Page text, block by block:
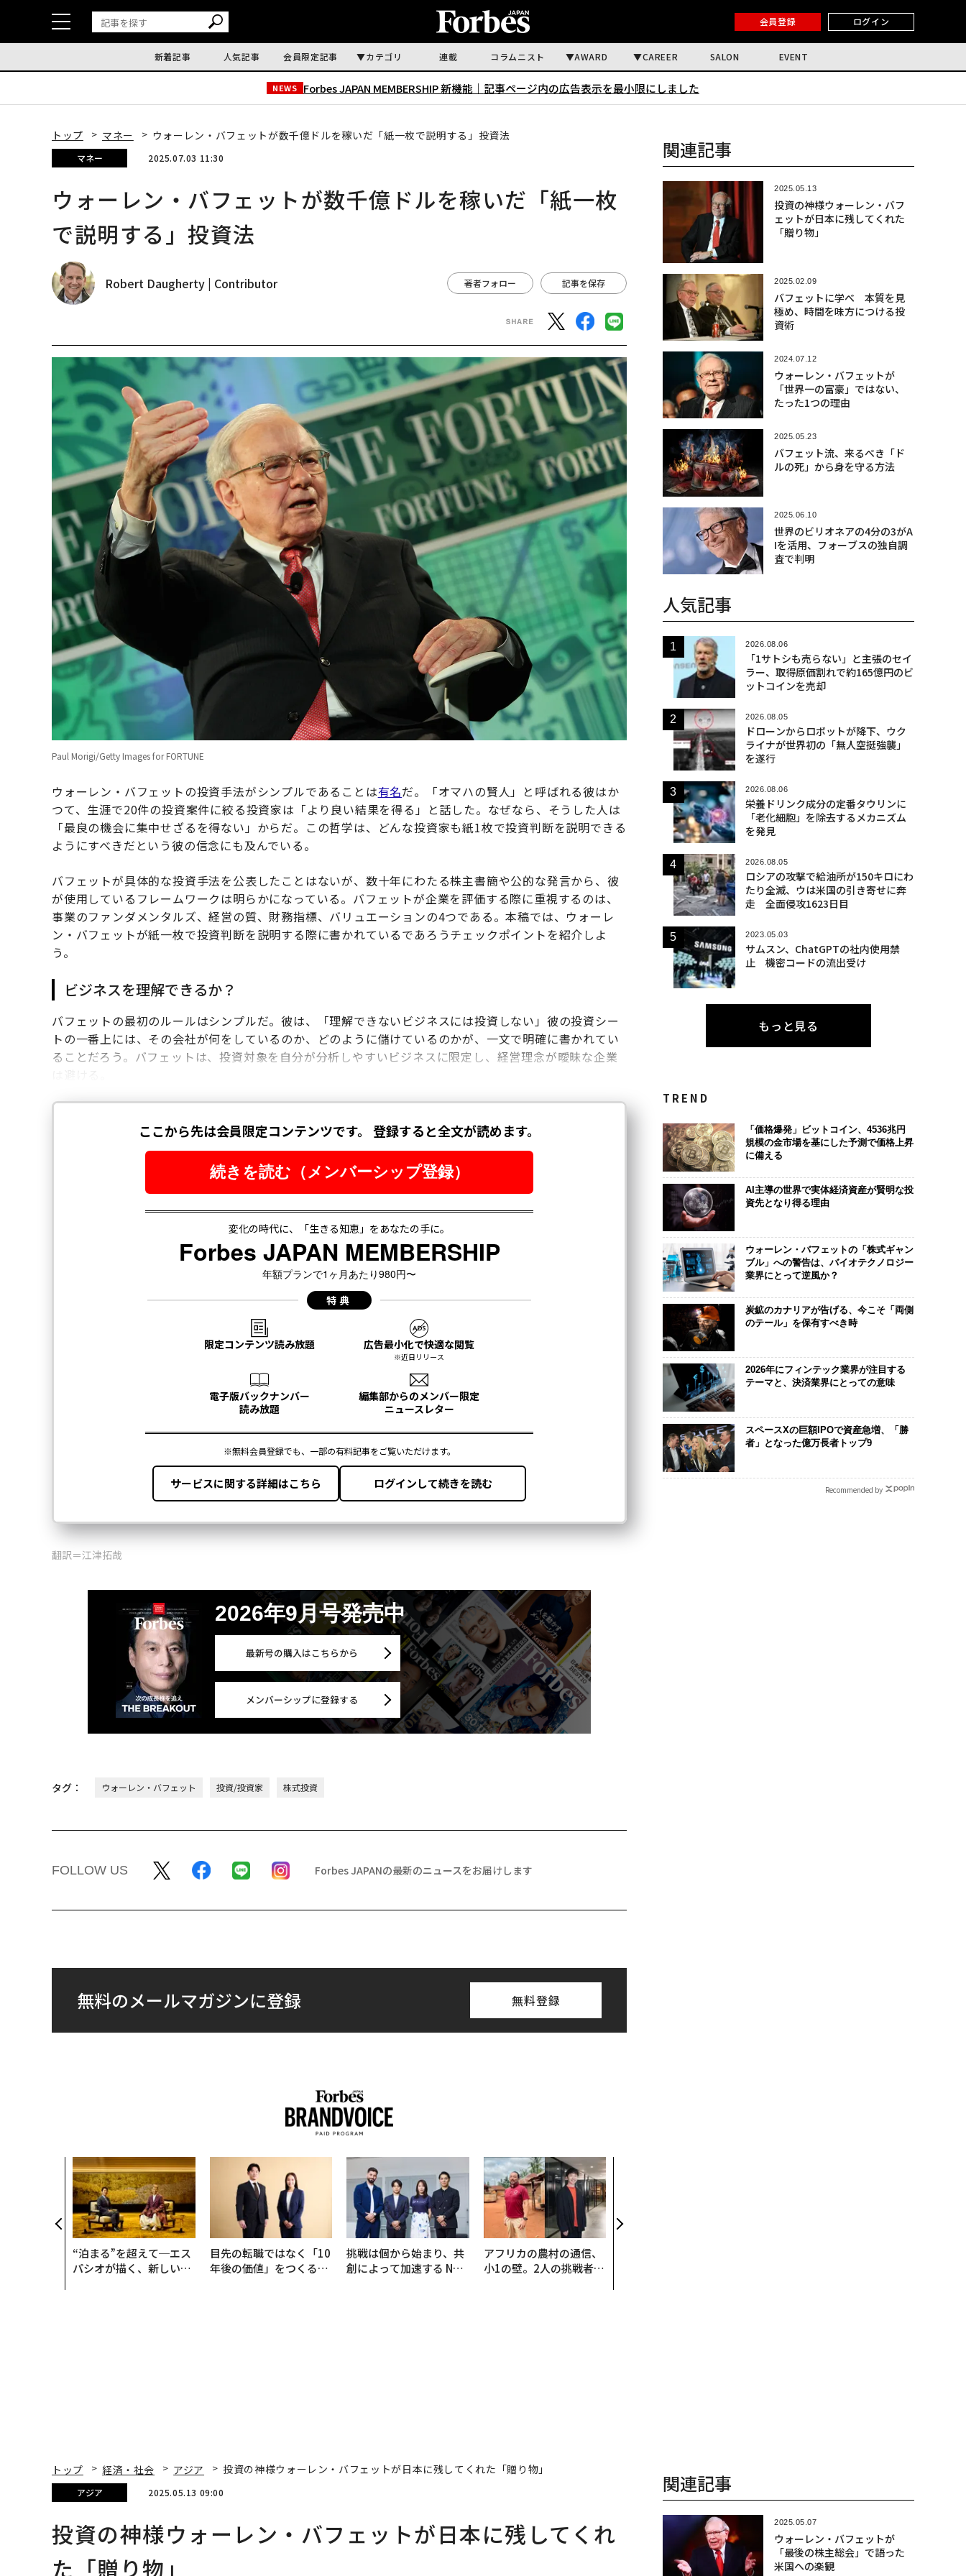
会員登録 ログイン
新着記事 人気記事 会員限定記事 カテゴリ 連載 コラムニスト AWARD CAREER SALON EVENT
NEWS Forbes JAPAN MEMBERSHIP 新機能｜ 記事ページ内の広告表示を最小限にしました
トップ マネー ウォーレン・バフェットが数千億ドルを稼いだ「紙一枚で説明する」投資法
マネー 2025.07.03 11:30
ウォーレン・バフェットが数千億ドルを稼いだ「紙一枚
で説明する」投資法
Robert Daugherty | Contributor 著者フォロー 記事を保存
Paul Morigi/Getty Images for FORTUNE
ウォーレン・バフェットの投資手法がシンプルであることは有名だ。「オマハの賢人」と呼ばれる彼はか
つて、生涯で20件の投資案件に絞る投資家は「より良い結果を得る」と話した。なぜなら、そうした人は
「最良の機会に集中せざるを得ない」からだ。この哲学は、どんな投資家も紙1枚で投資判断を説明できる
ようにすべきだという彼の信念にも及んでいる。
バフェットが具体的な投資手法を公表したことはないが、数十年にわたる株主書簡や公的な発言から、彼
が使用しているフレームワークは明らかになっている。バフェットが企業を評価する際に重視するのは、
事業のファンダメンタルズ、経営の質、財務指標、バリュエーションの4つである。本稿では、ウォーレ
ン・バフェットが紙一枚で投資判断を説明する際に書かれているであろうチェックポイントを紹介しよ
う。
ビジネスを理解できるか？
バフェットの最初のルールはシンプルだ。彼は、「理解できないビジネスには投資しない」彼の投資シー
トの一番上には、その会社が何をしているのか、どのように儲けているのかが、一文で明確に書かれてい
ることだろう。バフェットは、投資対象を自分が分析しやすいビジネスに限定し、経営理念が曖昧な企業
翻訳＝江津拓哉
2026年9月号発売中
最新号の購入はこちらから
メンバーシップに登録する
タグ： ウォーレン・バフェット 投資/投資家 株式投資
FOLLOW US Forbes JAPANの最新のニュースをお届けします
無料のメールマガジンに登録 無料登録
“泊まる”を超えて─エス
パシオが描く、新しい日
目先の転職ではなく「10
年後の価値」をつくる─
挑戦は個から始まり、共
創によって加速する NOR
アフリカの農村の通信、
小1の壁。2人の挑戦者が
ビジネス×PwC】
関連記事
2025.05.13
投資の神様ウォーレン・バフ
ェットが日本に残してくれた
「贈り物」
2025.02.09
バフェットに学べ 本質を見
極め、時間を味方につける投
資術
2024.07.12
ウォーレン・バフェットが
「世界一の富豪」ではない、
たった1つの理由
2025.05.23
バフェット流、来るべき「ド
ルの死」から身を守る方法
2025.06.10
世界のビリオネアの4分の3がA
Iを活用、フォーブスの独自調
査で判明
人気記事
2026.08.06
「1サトシも売らない」と主張のセイ
ラー、取得原価割れで約165億円のビ
ットコインを売却
2026.08.05
ドローンからロボットが降下、ウク
ライナが世界初の「無人空挺強襲」
を遂行
2026.08.06
栄養ドリンク成分の定番タウリンに
「老化細胞」を除去するメカニズム
を発見
2026.08.05
ロシアの攻撃で給油所が150キロにわ
たり全滅、ウは米国の引き寄せに奔
走 全面侵攻1623日目
2023.05.03
サムスン、ChatGPTの社内使用禁
止 機密コードの流出受け
もっと見る
TREND
「価格爆発」ビットコイン、4536兆円
規模の金市場を基にした予測で価格上昇
に備える
AI主導の世界で実体経済資産が賢明な投
資先となり得る理由
ウォーレン・バフェットの「株式ギャン
ブル」への警告は、バイオテクノロジー
業界にとって逆風か？
炭鉱のカナリアが告げる、今こそ「両側
のテール」を保有すべき時
2026年にフィンテック業界が注目する
テーマと、決済業界にとっての意味
スペースXの巨額IPOで資産急増、「勝
者」となった億万長者トップ9
Recommended by
トップ 経済・社会 アジア 投資の神様ウォーレン・バフェットが日本に残してくれた「贈り物」
アジア 2025.05.13 09:00
投資の神様ウォーレン・バフェットが日本に残してくれ
た「贈り物」
関連記事
2025.05.07
ウォーレン・バフェットが
「最後の株主総会」で語った
米国への楽観